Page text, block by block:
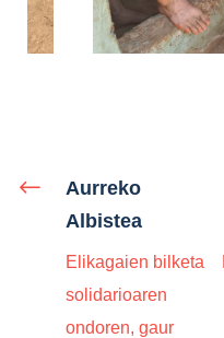
Aurreko
Albistea
Elikagaien bilketa
solidarioaren
ondoren, gaur